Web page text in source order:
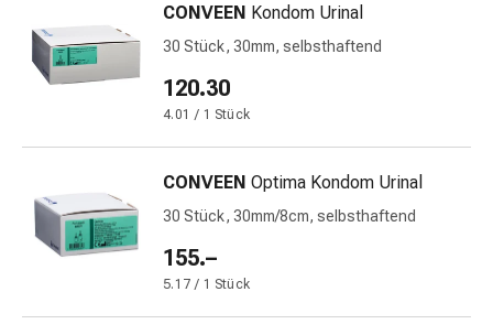
Unreine
Haut
Fieberblasen
Naturmittel
Bachblütentherapie
Aus
Pflanzenknospen
Homöopathie
Phytotherapie
CONVEEN Kondom Urinal
30 Stück, 30mm, selbsthaftend
120.30
4.01 / 1 Stück
CONVEEN Optima Kondom Urinal
30 Stück, 30mm/8cm, selbsthaftend
155.–
5.17 / 1 Stück